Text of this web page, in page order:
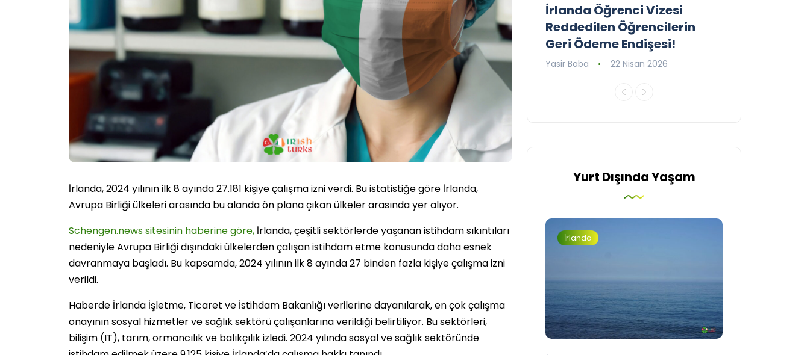
İrlanda, 2024 yılının ilk 8 ayında 27.181 kişiye çalışma izni verdi. Bu istatistiğe göre İrlanda,
Avrupa Birliği ülkeleri arasında bu alanda ön plana çıkan ülkeler arasında yer alıyor.
Schengen.news sitesinin haberine göre, İrlanda, çeşitli sektörlerde yaşanan istihdam sıkıntıları
nedeniyle Avrupa Birliği dışındaki ülkelerden çalışan istihdam etme konusunda daha esnek
davranmaya başladı. Bu kapsamda, 2024 yılının ilk 8 ayında 27 binden fazla kişiye çalışma izni
verildi.
Haberde İrlanda İşletme, Ticaret ve İstihdam Bakanlığı verilerine dayanılarak, en çok çalışma
onayının sosyal hizmetler ve sağlık sektörü çalışanlarına verildiği belirtiliyor. Bu sektörleri,
bilişim (IT), tarım, ormancılık ve balıkçılık izledi. 2024 yılında sosyal ve sağlık sektöründe
UCD Turkish Society
Faaliyetlerine Başlıyor
Yasir Baba 24 Eylül 2025
İrlanda Öğrenci Vizesi
Reddedilen Öğrencilerin
Geri Ödeme Endişesi!
Yasir Baba 22 Nisan 2026
Yurt Dışında Yaşam
İrlanda İrlanda